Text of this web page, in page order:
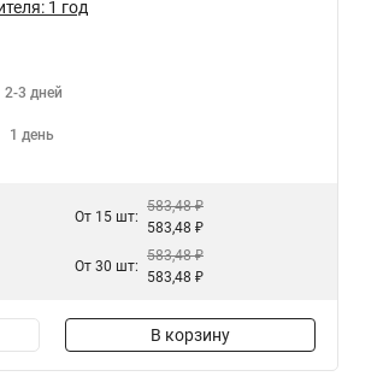
1 год
2-3 дней
1 день
От 15 шт:
583,48 ₽
583,48 ₽
От 30 шт:
583,48 ₽
583,48 ₽
В корзину